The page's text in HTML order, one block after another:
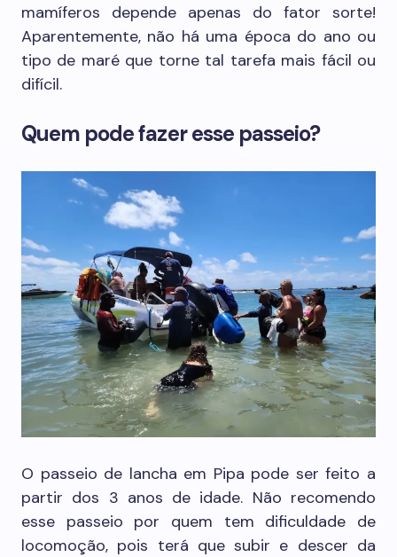
mamíferos depende apenas do fator sorte!
Aparentemente, não há uma época do ano ou
tipo de maré que torne tal tarefa mais fácil ou
difícil.
Quem pode fazer esse passeio?
O passeio de lancha em Pipa pode ser feito a
partir dos 3 anos de idade. Não recomendo
esse passeio por quem tem dificuldade de
locomoção, pois terá que subir e descer da